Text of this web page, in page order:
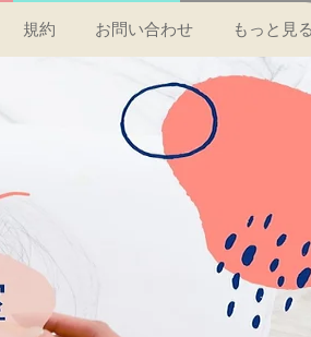
規約 お問い合わせ もっと見る